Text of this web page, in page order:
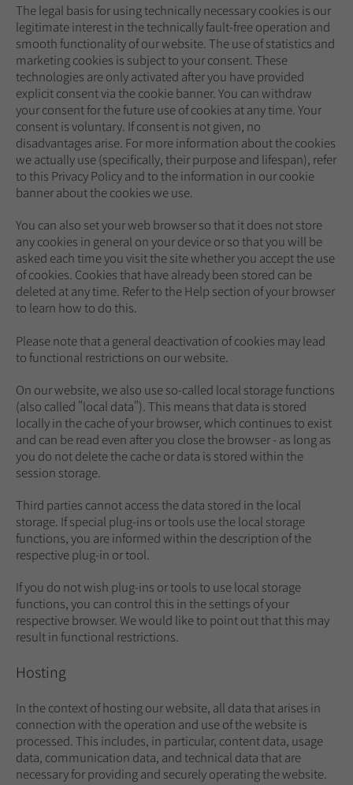
The legal basis for using technically necessary cookies is our
legitimate interest in the technically fault-free operation and
smooth functionality of our website. The use of statistics and
marketing cookies is subject to your consent. These
technologies are only activated after you have provided
explicit consent via the cookie banner. You can withdraw
your consent for the future use of cookies at any time. Your
consent is voluntary. If consent is not given, no
disadvantages arise. For more information about the cookies
we actually use (specifically, their purpose and lifespan), refer
to this Privacy Policy and to the information in our cookie
banner about the cookies we use.
You can also set your web browser so that it does not store
any cookies in general on your device or so that you will be
asked each time you visit the site whether you accept the use
of cookies. Cookies that have already been stored can be
deleted at any time. Refer to the Help section of your browser
to learn how to do this.
Please note that a general deactivation of cookies may lead
to functional restrictions on our website.
On our website, we also use so-called local storage functions
(also called "local data"). This means that data is stored
locally in the cache of your browser, which continues to exist
and can be read even after you close the browser - as long as
you do not delete the cache or data is stored within the
session storage.
Third parties cannot access the data stored in the local
storage. If special plug-ins or tools use the local storage
functions, you are informed within the description of the
respective plug-in or tool.
If you do not wish plug-ins or tools to use local storage
functions, you can control this in the settings of your
respective browser. We would like to point out that this may
result in functional restrictions.
Hosting
In the context of hosting our website, all data that arises in
connection with the operation and use of the website is
processed. This includes, in particular, content data, usage
data, communication data, and technical data that are
necessary for providing and securely operating the website.